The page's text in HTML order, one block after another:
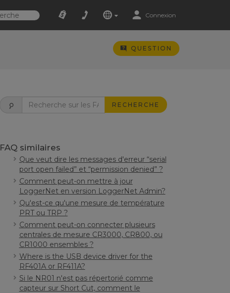
Connexion
QUESTION
RECHERCHE
FAQ similaires
Que veut dire les messages d'erreur “serial
port open failed” et “permission denied” ?
Comment peut-on mettre à jour
LoggerNet en version LoggerNet Admin?
Qu'est-ce qu'une mesure de température
PRT ou TRP ?
Comment peut-on connecter plusieurs
centrales de mesure CR3000, CR800, ou
CR1000 ensembles ?
Where is the USB device driver for the
RF401A or RF411A?
Si le NR01 n'est pas répertorié comme
capteur sur Short Cut, comment le